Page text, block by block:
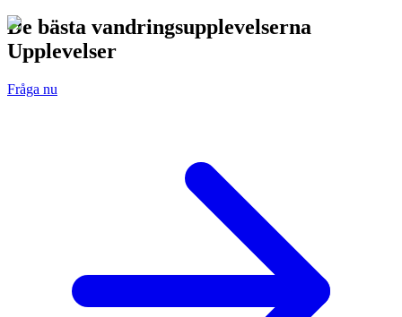
De bästa vandringsupplevelserna
Upplevelser
Fråga nu